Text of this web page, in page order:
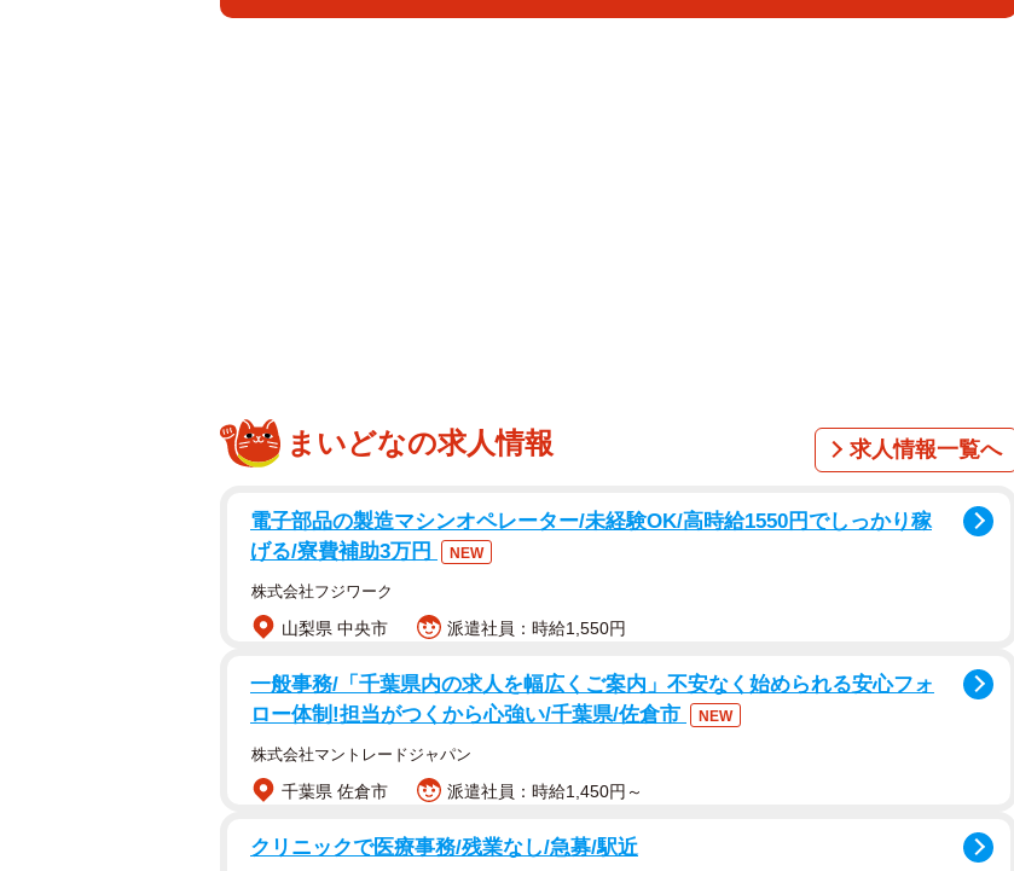
「近鉄」を冠する駅名は意外とあります。近鉄名古屋駅、近鉄四日市駅、近鉄奈良駅、近鉄
八尾駅などなどです。
このように見ると、主要駅に「近鉄」を冠しているように見えますが、そうではありませ
ん。たとえば近鉄八田駅には普通しか止まりません。近鉄宮津駅は大半の急行が通過しま
す。
せん。京都線終着駅の京都駅も近鉄京都駅ではなく、近鉄電車が乗り入れる京都市営地下鉄
烏丸線京都駅と同じ駅名です。近鉄奈良駅から京都駅・地下鉄京都駅では運賃が異なるた
め、「近鉄京都駅」の方がわかりやすいと思うのですが。
「近鉄」を冠する駅名ではJRも同じく「名古屋駅」「四日市駅」「奈良駅」「八尾駅」があ
まいどなの求人情報 求人情報一覧へ
電子部品の製造マシンオペレーター/未経験OK/高時給1550円でしっかり稼
げる/寮費補助3万円
NEW
株式会社フジワーク
山梨県 中央市 派遣社員：時給1,550円
一般事務/「千葉県内の求人を幅広くご案内」不安なく始められる安心フォ
ロー体制!担当がつくから心強い/千葉県/佐倉市
NEW
株式会社マントレードジャパン
千葉県 佐倉市 派遣社員：時給1,450円～
クリニックで医療事務/残業なし/急募/駅近